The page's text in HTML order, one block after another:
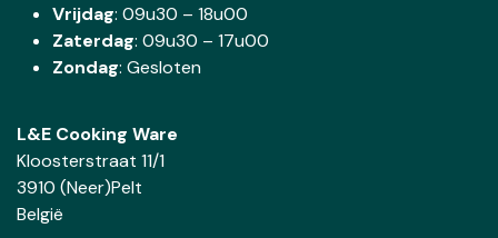
Vrijdag: 09u30 – 18u00
Zaterdag: 09u30 – 17u00
Zondag: Gesloten
L&E Cooking Ware
Kloosterstraat 11/1
3910 (Neer)Pelt
België